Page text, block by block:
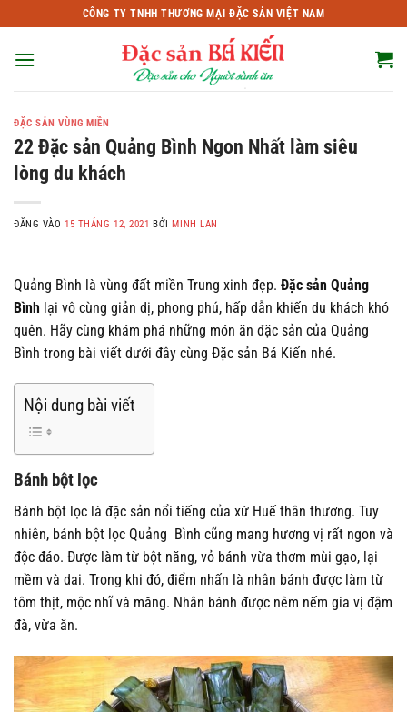
qua
nội
CÔNG TY TNHH THƯƠNG MẠI ĐẶC SẢN VIỆT NAM
ĐẶC SẢN VÙNG MIỀN
22 Đặc sản Quảng Bình Ngon Nhất làm siêu
lòng du khách
ĐĂNG VÀO15 THÁNG 12, 2021 BỞIMINH LAN
Quảng Bình là vùng đất miền Trung xinh đẹp. Đặc sản Quảng
Bình lại vô cùng giản dị, phong phú, hấp dẫn khiến du khách khó
quên. Hãy cùng khám phá những món ăn đặc sản của Quảng
Bình trong bài viết dưới đây cùng Đặc sản Bá Kiến nhé.
Nội dung bài viết
Bánh bột lọc
Bánh bột lọc là đặc sản nổi tiếng của xứ Huế thân thương. Tuy
nhiên, bánh bột lọc Quảng Bình cũng mang hương vị rất ngon và
độc đáo. Được làm từ bột năng, vỏ bánh vừa thơm mùi gạo, lại
mềm và dai. Trong khi đó, điểm nhấn là nhân bánh được làm từ
tôm thịt, mộc nhĩ và măng. Nhân bánh được nêm nếm gia vị đậm
đà, vừa ăn.